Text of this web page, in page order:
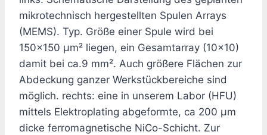
mikrotechnisch hergestellten Spulen Arrays
(MEMS). Typ. Größe einer Spule wird bei
150×150 μm² liegen, ein Gesamtarray (10×10)
damit bei ca.9 mm². Auch größere Flächen zur
Abdeckung ganzer Werkstückbereiche sind
möglich. rechts: eine in unserem Labor (HFU)
mittels Elektroplating abgeformte, ca 200 μm
dicke ferromagnetische NiCo-Schicht. Zur